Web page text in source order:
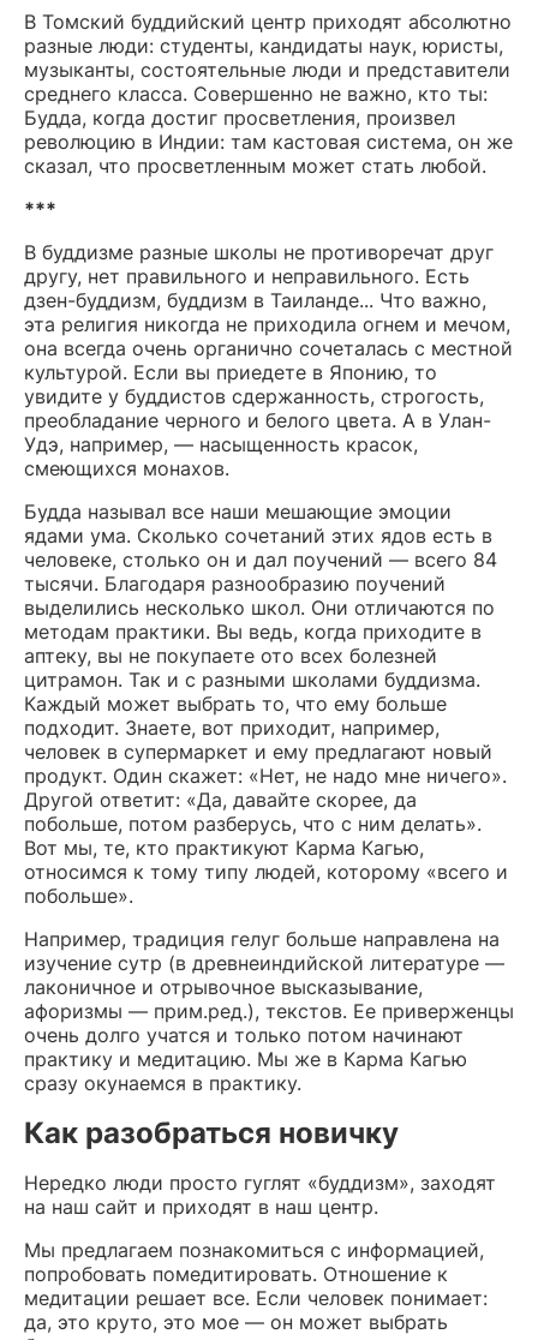
В Томский буддийский центр приходят абсолютно
разные люди: студенты, кандидаты наук, юристы,
музыканты, состоятельные люди и представители
среднего класса. Совершенно не важно, кто ты:
Будда, когда достиг просветления, произвел
революцию в Индии: там кастовая система, он же
сказал, что просветленным может стать любой.
***
В буддизме разные школы не противоречат друг
другу, нет правильного и неправильного. Есть
дзен-буддизм, буддизм в Таиланде... Что важно,
эта религия никогда не приходила огнем и мечом,
она всегда очень органично сочеталась с местной
культурой. Если вы приедете в Японию, то
увидите у буддистов сдержанность, строгость,
преобладание черного и белого цвета. А в Улан-
Удэ, например, — насыщенность красок,
смеющихся монахов.
Будда называл все наши мешающие эмоции
ядами ума. Сколько сочетаний этих ядов есть в
человеке, столько он и дал поучений — всего 84
тысячи. Благодаря разнообразию поучений
выделились несколько школ. Они отличаются по
методам практики. Вы ведь, когда приходите в
аптеку, вы не покупаете ото всех болезней
цитрамон. Так и с разными школами буддизма.
Каждый может выбрать то, что ему больше
подходит. Знаете, вот приходит, например,
человек в супермаркет и ему предлагают новый
продукт. Один скажет: «Нет, не надо мне ничего».
Другой ответит: «Да, давайте скорее, да
побольше, потом разберусь, что с ним делать».
Вот мы, те, кто практикуют Карма Кагью,
относимся к тому типу людей, которому «всего и
побольше».
Например, традиция гелуг больше направлена на
изучение сутр (в древнеиндийской литературе —
лаконичное и отрывочное высказывание,
афоризмы — прим.ред.), текстов. Ее приверженцы
очень долго учатся и только потом начинают
практику и медитацию. Мы же в Карма Кагью
сразу окунаемся в практику.
Как разобраться новичку
Нередко люди просто гуглят «буддизм», заходят
на наш сайт и приходят в наш центр.
Мы предлагаем познакомиться с информацией,
попробовать помедитировать. Отношение к
медитации решает все. Если человек понимает:
да, это круто, это мое — он может выбрать